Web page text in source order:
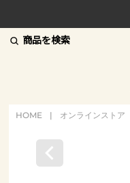
商品を検索
HOME | オンラインストア